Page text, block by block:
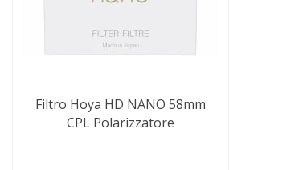
Filtro Hoya HD NANO 58mm
CPL Polarizzatore